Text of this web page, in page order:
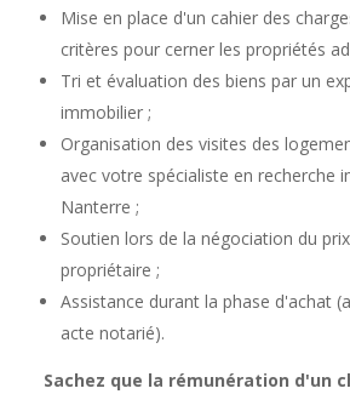
Mise en place d'un cahier des
critères pour cerner les propriétés
Tri et évaluation des biens par un
immobilier ;
Organisation des visites des
avec votre spécialiste en recherche
Nanterre ;
Soutien lors de la négociation du
propriétaire ;
Assistance durant la phase d'achat
acte notarié).
Sachez que la rémunération d'un